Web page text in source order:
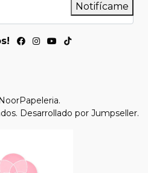
Notifícame
Desarrollado por Jumpseller.